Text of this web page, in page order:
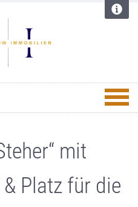
mit
& Platz für die